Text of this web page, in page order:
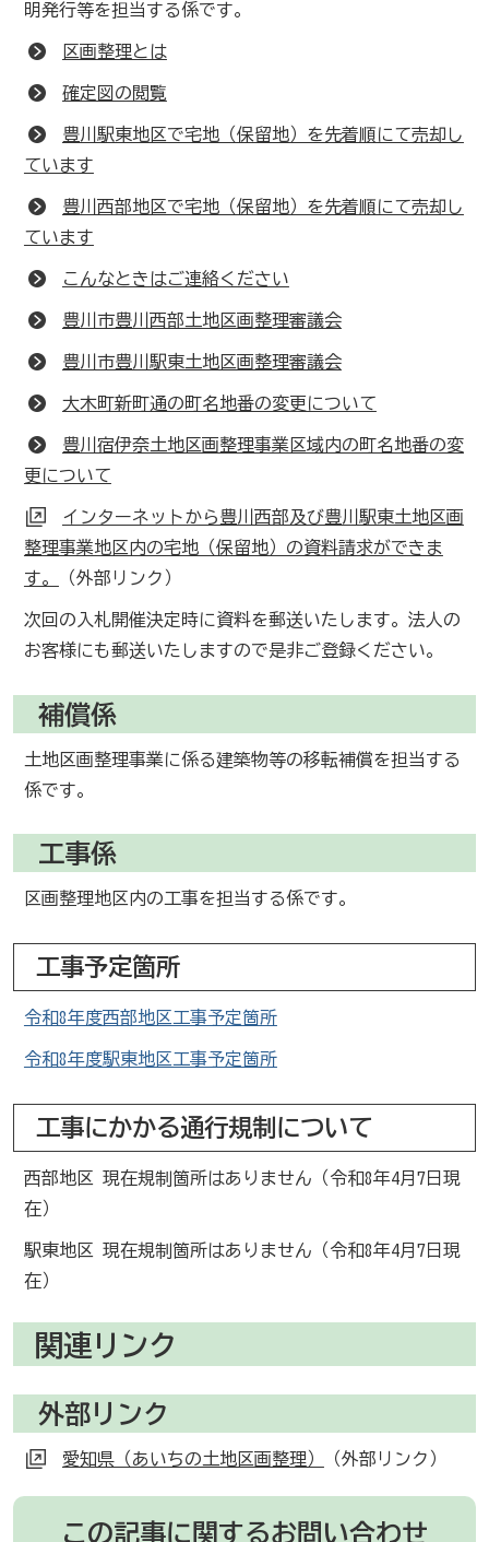
明発行等を担当する係です。
区画整理とは
確定図の閲覧
豊川駅東地区で宅地（保留地）を先着順にて売却し
ています
豊川西部地区で宅地（保留地）を先着順にて売却し
ています
こんなときはご連絡ください
豊川市豊川西部土地区画整理審議会
豊川市豊川駅東土地区画整理審議会
大木町新町通の町名地番の変更について
豊川宿伊奈土地区画整理事業区域内の町名地番の変
更について
インターネットから豊川西部及び豊川駅東土地区画
整理事業地区内の宅地（保留地）の資料請求ができま
す。
（外部リンク）
次回の入札開催決定時に資料を郵送いたします。法人の
お客様にも郵送いたしますので是非ご登録ください。
補償係
土地区画整理事業に係る建築物等の移転補償を担当する
係です。
工事係
区画整理地区内の工事を担当する係です。
工事予定箇所
令和8年度西部地区工事予定箇所
令和8年度駅東地区工事予定箇所
工事にかかる通行規制について
西部地区 現在規制箇所はありません（令和8年4月7日現
在）
駅東地区 現在規制箇所はありません（令和8年4月7日現
在）
関連リンク
外部リンク
愛知県（あいちの土地区画整理） （外部リンク）
この記事に関するお問い合わせ